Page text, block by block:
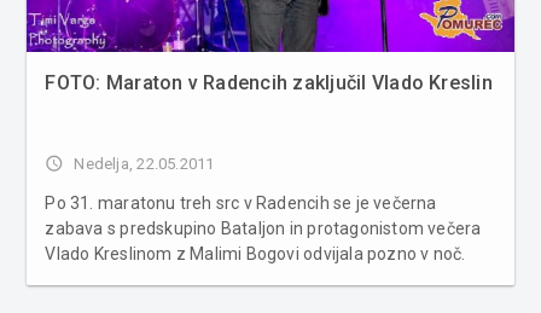
FOTO: Maraton v Radencih zaključil Vlado Kreslin
access_time Nedelja, 22.05.2011
Po 31. maratonu treh src v Radencih se je večerna
zabava s predskupino Bataljon in protagonistom večera
Vlado Kreslinom z Malimi Bogovi odvijala pozno v noč.